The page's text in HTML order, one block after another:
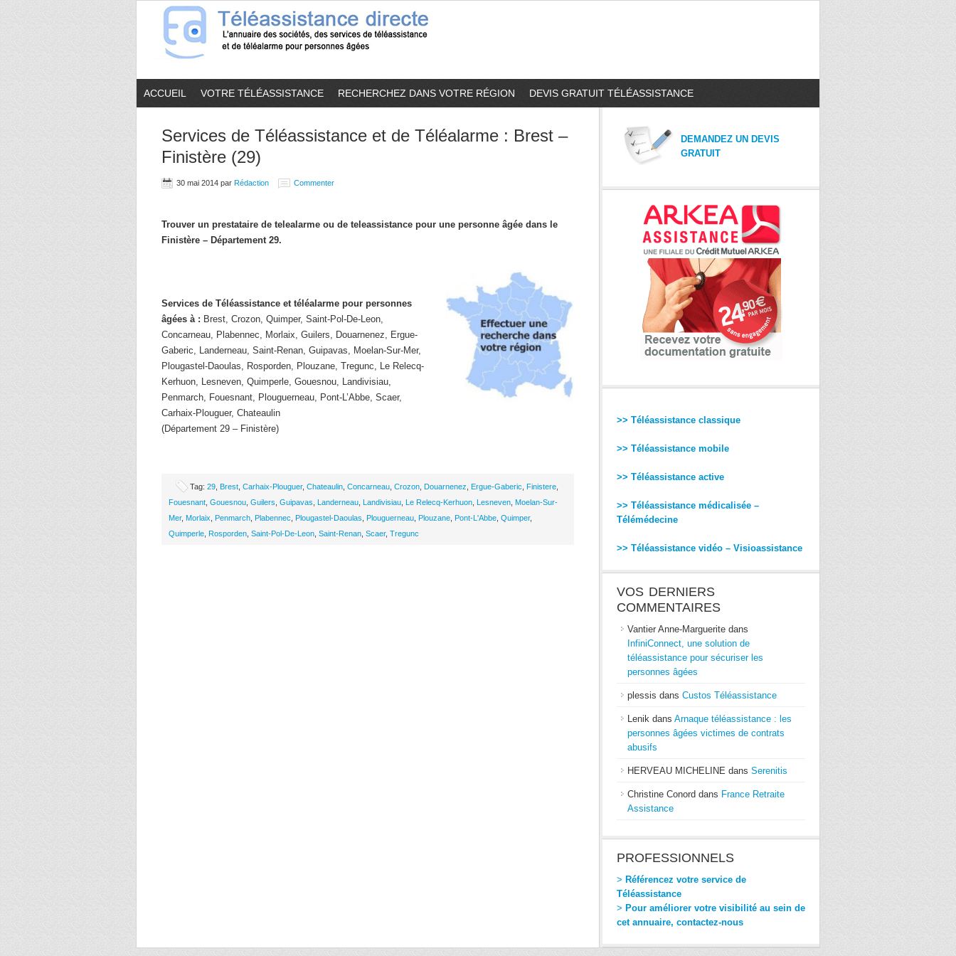
ACCUEIL VOTRE TÉLÉASSISTANCE RECHERCHEZ DANS VOTRE RÉGION DEVIS GRATUIT TÉLÉASSISTANCE
Services de Téléassistance et de Téléalarme : Brest –
Finistère (29)
30 mai 2014 par Rédaction Commenter
Trouver un prestataire de telealarme ou de teleassistance pour une personne âgée dans le
Finistère – Département 29.
Services de Téléassistance et téléalarme pour personnes
âgées à : Brest, Crozon, Quimper, Saint-Pol-De-Leon,
Concarneau, Plabennec, Morlaix, Guilers, Douarnenez, Ergue-
Gaberic, Landerneau, Saint-Renan, Guipavas, Moelan-Sur-Mer,
Plougastel-Daoulas, Rosporden, Plouzane, Tregunc, Le Relecq-
Kerhuon, Lesneven, Quimperle, Gouesnou, Landivisiau,
Penmarch, Fouesnant, Plouguerneau, Pont-L’Abbe, Scaer,
Carhaix-Plouguer, Chateaulin
(Département 29 – Finistère)
Tag: 29 Brest Carhaix-Plouguer, Chateaulin Concarneau Crozon Douarnenez Ergue-Gaberic Finistere
Fouesnant Gouesnou Guilers Guipavas Landerneau Landivisiau Le Relecq-Kerhuon Lesneven Moelan-Sur-
Mer, Morlaix Penmarch Plabennec Plougastel-Daoulas Plouguerneau Plouzane Pont-L'Abbe Quimper,
Quimperle Rosporden Saint-Pol-De-Leon Saint-Renan Scaer, Tregunc
DEMANDEZ UN DEVIS
GRATUIT
>> Téléassistance classique
>> Téléassistance mobile
>> Téléassistance active
>> Téléassistance médicalisée –
Télémédecine
>> Téléassistance vidéo – Visioassistance
VOS DERNIERS
COMMENTAIRES
Vantier Anne-Marguerite dans
InfiniConnect, une solution de
téléassistance pour sécuriser les
personnes âgées
plessis dans Custos Téléassistance
Lenik dans Arnaque téléassistance : les
personnes âgées victimes de contrats
abusifs
HERVEAU MICHELINE dans Serenitis
Christine Conord dans France Retraite
Assistance
PROFESSIONNELS
> Référencez votre service de
Téléassistance
> Pour améliorer votre visibilité au sein de
cet annuaire, contactez-nous